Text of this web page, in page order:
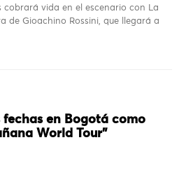
cobrará vida en el escenario con La
de Gioachino Rossini, que llegará a
fechas en Bogotá como
World Tour”